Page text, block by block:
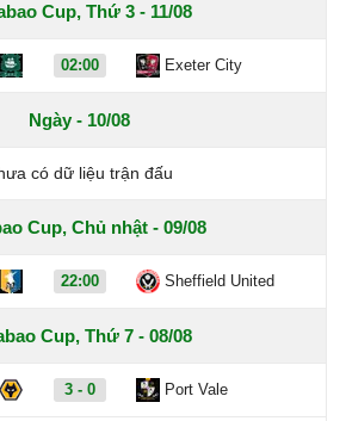
Cup, Thứ 3 - 11/08
02:00 Exeter City
Ngày - 10/08
có dữ liệu trận đấu
Cup, Chủ nhật - 09/08
22:00 Sheffield United
Cup, Thứ 7 - 08/08
3 - 0 Port Vale